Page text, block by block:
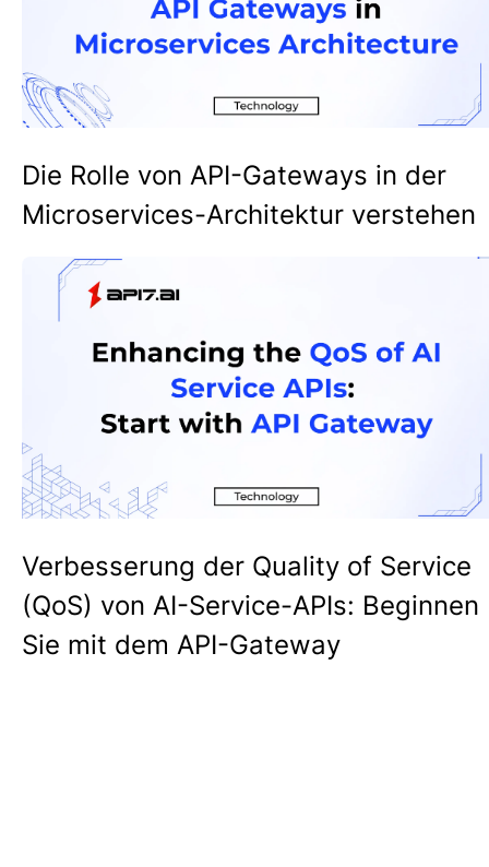
Die Rolle von API-Gateways in der
Microservices-Architektur verstehen
Verbesserung der Quality of Service
(QoS) von AI-Service-APIs: Beginnen
Sie mit dem API-Gateway